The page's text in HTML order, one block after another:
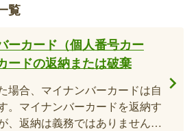
覧
ーカード（個人番号カー
ードの返納または破棄
場合、マイナンバーカードは自
。マイナンバーカードを返納す
、返納は義務ではありません。